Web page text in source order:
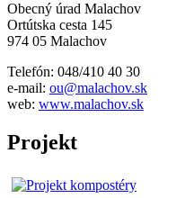
Obecný úrad Malachov
Ortútska cesta 145
974 05 Malachov
Telefón: 048/410 40 30
e-mail: ou@malachov.sk
web: www.malachov.sk
Projekt